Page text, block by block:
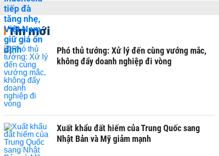
Tin mới
Phó thủ tướng: Xử lý đến cùng vướng mắc,
không đẩy doanh nghiệp đi vòng
Xuất khẩu đất hiếm của Trung Quốc sang
Nhật Bản và Mỹ giảm mạnh